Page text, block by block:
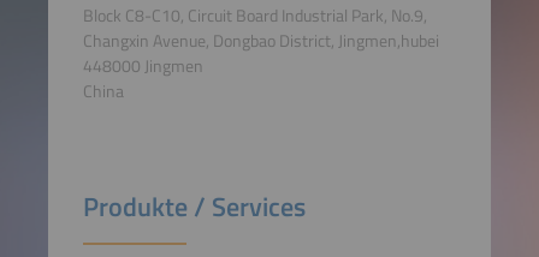
Block C8-C10, Circuit Board Industrial Park, No.9,
Changxin Avenue, Dongbao District, Jingmen,hubei
448000 Jingmen
China
Produkte / Services